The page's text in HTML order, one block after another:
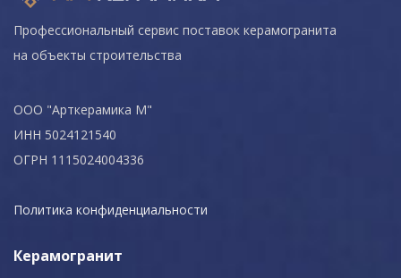
Профессиональный сервис поставок керамогранита
на объекты строительства
ООО "Арткерамика М"
ИНН 5024121540
ОГРН 1115024004336
Политика конфиденциальности
Керамогранит